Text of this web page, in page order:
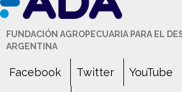
FUNDACIÓN AGROPECUARIA PARA EL
ARGENTINA
Facebook Twitter YouTube